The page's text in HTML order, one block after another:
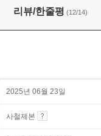
리뷰/한줄평 (12/14)
2025년 06월 23일
사철제본